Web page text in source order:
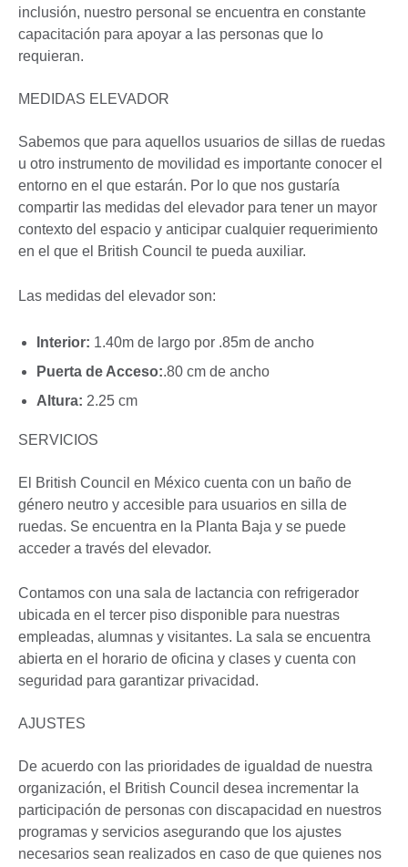
inclusión, nuestro personal se encuentra en constante
capacitación para apoyar a las personas que lo
requieran.
MEDIDAS ELEVADOR
Sabemos que para aquellos usuarios de sillas de ruedas
u otro instrumento de movilidad es importante conocer el
entorno en el que estarán. Por lo que nos gustaría
compartir las medidas del elevador para tener un mayor
contexto del espacio y anticipar cualquier requerimiento
en el que el British Council te pueda auxiliar.
Las medidas del elevador son:
Interior: 1.40m de largo por .85m de ancho
Puerta de Acceso:.80 cm de ancho
Altura: 2.25 cm
SERVICIOS
El British Council en México cuenta con un baño de
género neutro y accesible para usuarios en silla de
ruedas. Se encuentra en la Planta Baja y se puede
acceder a través del elevador.
Contamos con una sala de lactancia con refrigerador
ubicada en el tercer piso disponible para nuestras
empleadas, alumnas y visitantes. La sala se encuentra
abierta en el horario de oficina y clases y cuenta con
seguridad para garantizar privacidad.
AJUSTES
De acuerdo con las prioridades de igualdad de nuestra
organización, el British Council desea incrementar la
participación de personas con discapacidad en nuestros
programas y servicios asegurando que los ajustes
necesarios sean realizados en caso de que quienes nos